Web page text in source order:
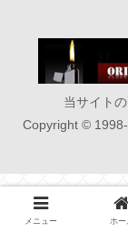
当サイト
Copyright ©
メニュー ホー